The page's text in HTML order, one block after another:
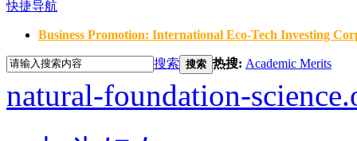
快捷导航
Business Promotion: International Eco-Tech Investing
搜索 搜索 热搜: Academic Merits
natural-foundation-